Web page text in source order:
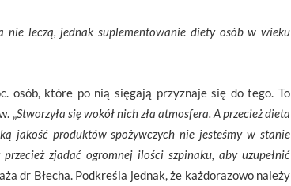
nie leczą, jednak suplementowanie diety osób w wieku
osób, które po nią sięgają przyznaje się do tego. To
„Stworzyła się wokół nich zła atmosfera. A przecież dieta
jakość produktów spożywczych nie jesteśmy w stanie
zjadać ogromnej ilości szpinaku, aby uzupełnić
dr Błecha. Podkreśla jednak, że każdorazowo należy